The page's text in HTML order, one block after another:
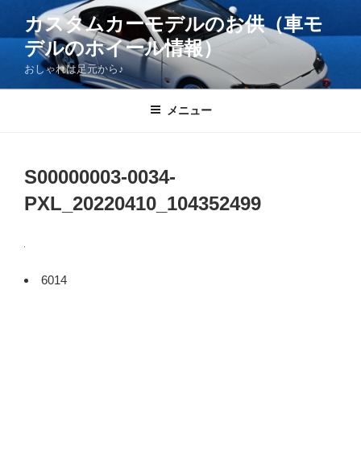
ツ
カスタムカーモデルのお供（車モ
デルのホイール情報）
おしゃれは足元から♪
メニュー
S00000003-0034-
PXL_20220410_104352499
6014